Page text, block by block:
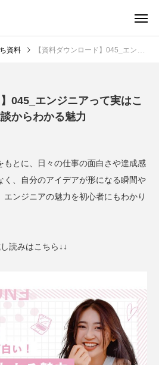
資料 【資料ダウンロード】045_エンジニアって実はこんなに面白い！体験談からわかる魅力
045_エンジニアって実はこ
からわかる魅力
もとに、日々の仕事の面白さや達成感
く、自分のアイデアが形になる瞬間や
ンジニアの魅力を初心者にもわかり
し読みはこちら↓↓